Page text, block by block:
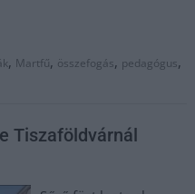
, Martfű, összefogás, pedagógus,
Tiszaföldvárnál